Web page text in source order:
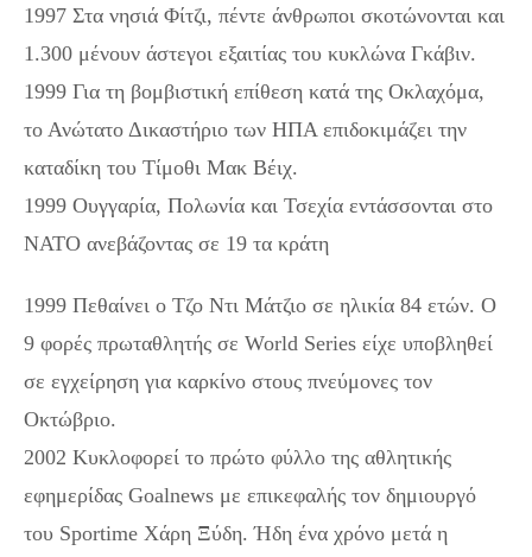
1997 Στα νησιά Φίτζι, πέντε άνθρωποι σκοτώνονται και
1.300 μένουν άστεγοι εξαιτίας του κυκλώνα Γκάβιν.
1999 Για τη βομβιστική επίθεση κατά της Οκλαχόμα,
το Ανώτατο Δικαστήριο των ΗΠΑ επιδοκιμάζει την
καταδίκη του Τίμοθι Μακ Βέιχ.
1999 Ουγγαρία, Πολωνία και Τσεχία εντάσσονται στο
ΝΑΤΟ ανεβάζοντας σε 19 τα κράτη
1999 Πεθαίνει ο Τζο Ντι Μάτζιο σε ηλικία 84 ετών. Ο
9 φορές πρωταθλητής σε World Series είχε υποβληθεί
σε εγχείρηση για καρκίνο στους πνεύμονες τον
Οκτώβριο.
2002 Κυκλοφορεί το πρώτο φύλλο της αθλητικής
εφημερίδας Goalnews με επικεφαλής τον δημιουργό
του Sportime Χάρη Ξύδη. Ήδη ένα χρόνο μετά η